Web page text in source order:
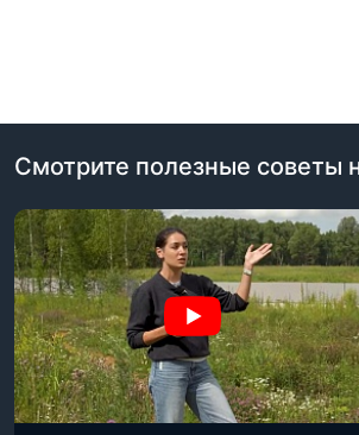
Смотрите полезные советы